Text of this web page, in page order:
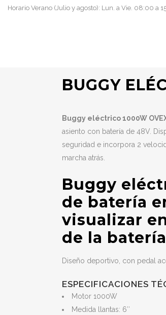
Horario Verano (Julio y agosto): Lun. a Vie. 08:00 a
BUGGY
Buggy eléctrico 1000W
asiento con batería de 48V.
seguridad e incorpora 2
marcha atrás.
Buggy
de batería
visualizar
de la
Diseño deportivo, con pedal
ESPECIFICACIONES
Motor 1000W
Medida llantas: 6″